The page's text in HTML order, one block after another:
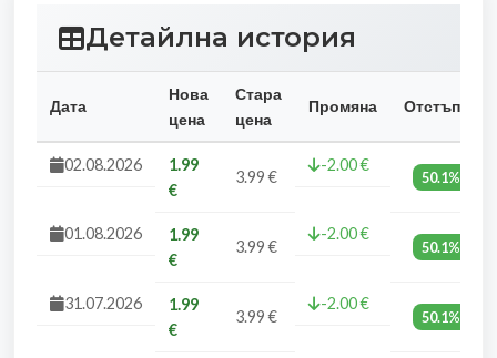
Детайлна история
Дата
Нова
цена
Стара
цена
Промяна Отстъпка
02.08.2026
1.99
€
3.99 €
-2.00 €
50.1%
01.08.2026
1.99
€
3.99 €
-2.00 €
50.1%
31.07.2026
1.99
€
3.99 €
-2.00 €
50.1%